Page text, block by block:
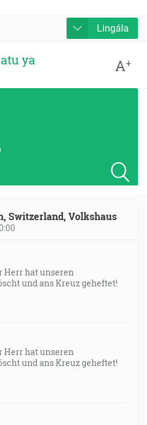
Lingála
ya A+
Switzerland, Volkshaus
Herr hat unseren
und ans Kreuz geheftet!
Herr hat unseren
und ans Kreuz geheftet!